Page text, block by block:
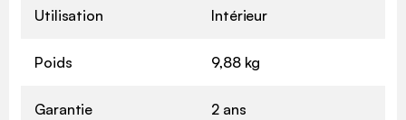
Utilisation Intérieur
Poids 9,88 kg
Garantie 2 ans